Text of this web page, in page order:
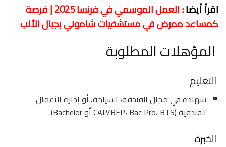
اقرأ أيضا
: العمل الموسمي في فرنسا 2025 | فرصة
كمساعد ممرض في مستشفيات شاموني بجبال الألب
المؤهلات المطلوبة
التعليم
شهادة في مجال الفندقة، السياحة، أو إدارة الأعمال
الفندقية (CAP/BEP، Bac Pro، BTS أو Bachelor).
الخبرة